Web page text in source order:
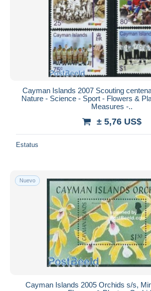
Cayman Islands 2007 Scouting
Nature - Science - Sport - Flowers &
Measures -..
± 5,76 US$
Estatus
Nuevo
Cayman Islands 2005 Orchids s/s,